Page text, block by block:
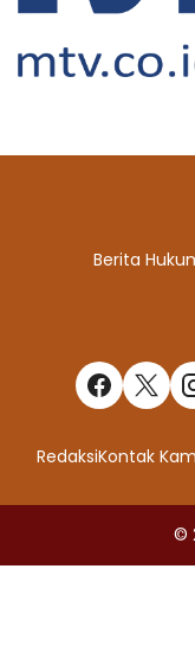
Berita
RedaksiKontak
©